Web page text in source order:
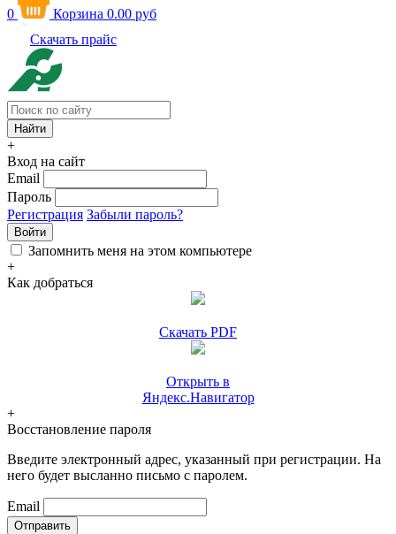
0 Корзина 0.00 руб
Скачать прайс
+
Вход на сайт
Email
Пароль
Регистрация Забыли пароль?
Войти
Запомнить меня на этом компьютере
+
Как добраться
Скачать PDF
Открыть в
Яндекс.Навигатор
+
Восстановление пароля
Введите электронный адрес, указанный при регистрации. На
него будет высланно письмо с паролем.
Email